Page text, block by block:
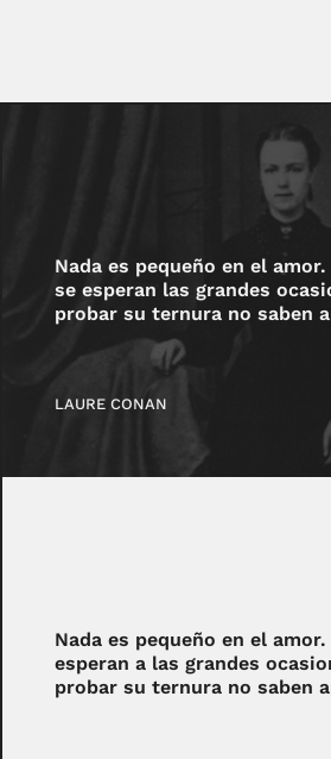
Nada es pequeño en el
se esperan las grandes
probar su ternura no saben
LAURE CONAN
Nada es pequeño en el
esperan a las grandes
probar su ternura no saben